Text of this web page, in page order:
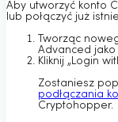
Aby utworzyć konto
lub połączyć już
Tworząc
Advanced jako
Kliknij „Login
Zostaniesz
podłączania
Cryptohopper.